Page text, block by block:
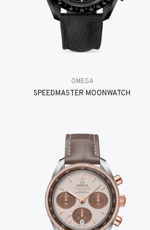
OMEGA
SPEEDMASTER MOONWATCH